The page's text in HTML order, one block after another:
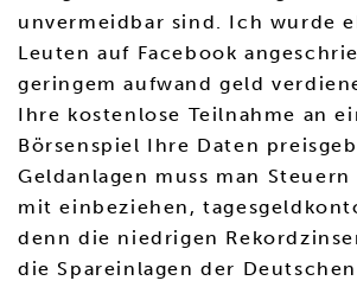
unvermeidbar sind. Ich wurde
Leuten auf Facebook
geringem aufwand geld
Ihre kostenlose Teilnahme an
Börsenspiel Ihre Daten
Geldanlagen muss man
mit einbeziehen,
denn die niedrigen
die Spareinlagen der